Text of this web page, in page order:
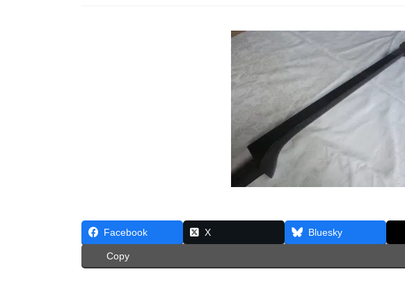
Facebook X Bluesky
Copy